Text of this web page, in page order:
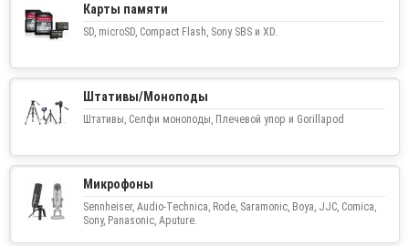
Карты памяти
SD, microSD, Compact Flash, Sony SBS и XD.
Штативы/Моноподы
Штативы, Селфи моноподы, Плечевой упор и Gorillapod
Микрофоны
Sennheiser, Audio-Technica, Rode, Saramonic, Boya, JJC, Comica,
Sony, Panasonic, Aputure.